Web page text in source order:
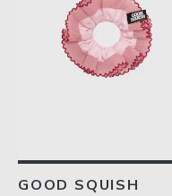
GOOD SQUISH